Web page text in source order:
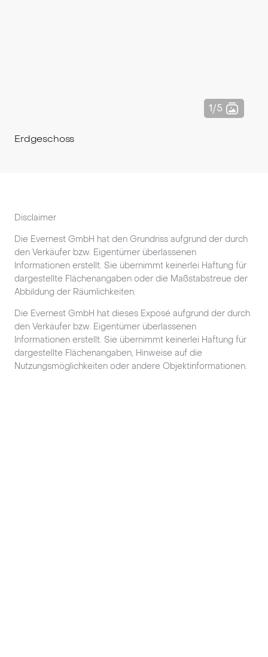
Erdgeschoss
Disclaimer
Die Evernest GmbH hat den Grundriss aufgrund der durch
den Verkäufer bzw. Eigentümer überlassenen
Informationen erstellt. Sie übernimmt keinerlei Haftung für
dargestellte Flächenangaben oder die Maßstabstreue der
Abbildung der Räumlichkeiten.
Die Evernest GmbH hat dieses Exposé aufgrund der durch
den Verkäufer bzw. Eigentümer überlassenen
Informationen erstellt. Sie übernimmt keinerlei Haftung für
dargestellte Flächenangaben, Hinweise auf die
Nutzungsmöglichkeiten oder andere Objektinformationen.